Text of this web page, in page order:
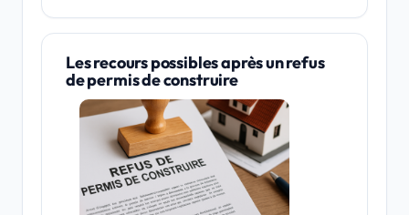
Les recours possibles après un refus
de permis de construire